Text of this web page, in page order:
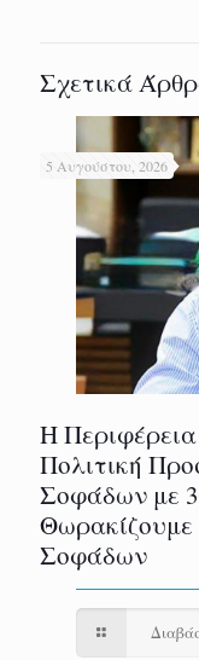
Σχετικά
5 Αυγούστου, 2026
Η
Πολιτική
Σοφάδων με
Σοφάδων